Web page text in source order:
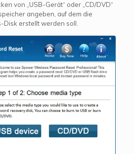
von „USB-Gerät“ oder „CD/DVD“
angeben, auf dem die
erstellt werden soll.